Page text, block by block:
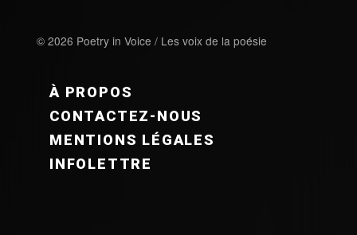
© 2026 Poetry in Voice / Les voix de la poésie
FOOTER MENU FR
À PROPOS
CONTACTEZ-NOUS
MENTIONS LÉGALES
INFOLETTRE